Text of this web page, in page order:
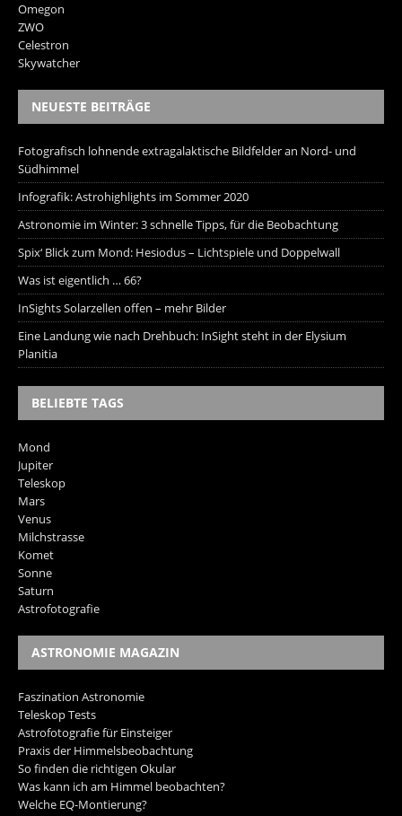
Omegon
ZWO
Celestron
Skywatcher
NEUESTE BEITRÄGE
Fotografisch lohnende extragalaktische Bildfelder an Nord- und
Südhimmel
Infografik: Astrohighlights im Sommer 2020
Astronomie im Winter: 3 schnelle Tipps, für die Beobachtung
Spix‘ Blick zum Mond: Hesiodus – Lichtspiele und Doppelwall
Was ist eigentlich … 66?
InSights Solarzellen offen – mehr Bilder
Eine Landung wie nach Drehbuch: InSight steht in der Elysium
Planitia
BELIEBTE TAGS
Mond
Jupiter
Teleskop
Mars
Venus
Milchstrasse
Komet
Sonne
Saturn
Astrofotografie
ASTRONOMIE MAGAZIN
Faszination Astronomie
Teleskop Tests
Astrofotografie für Einsteiger
Praxis der Himmelsbeobachtung
So finden die richtigen Okular
Was kann ich am Himmel beobachten?
Welche EQ-Montierung?